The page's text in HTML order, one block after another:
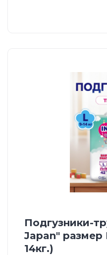
Подгузники-
Japan" размер
14кг.)